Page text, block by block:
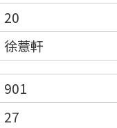
20
徐薏軒
901
27